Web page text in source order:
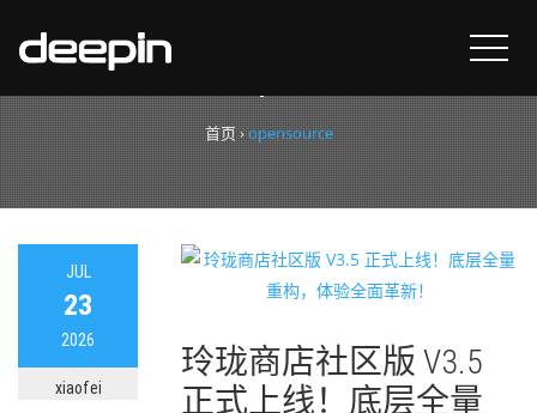
标签：
首页›opensource
JUL
23
2026
xiaofei
玲珑商店社区版 V3.5
正式上线！底层全量